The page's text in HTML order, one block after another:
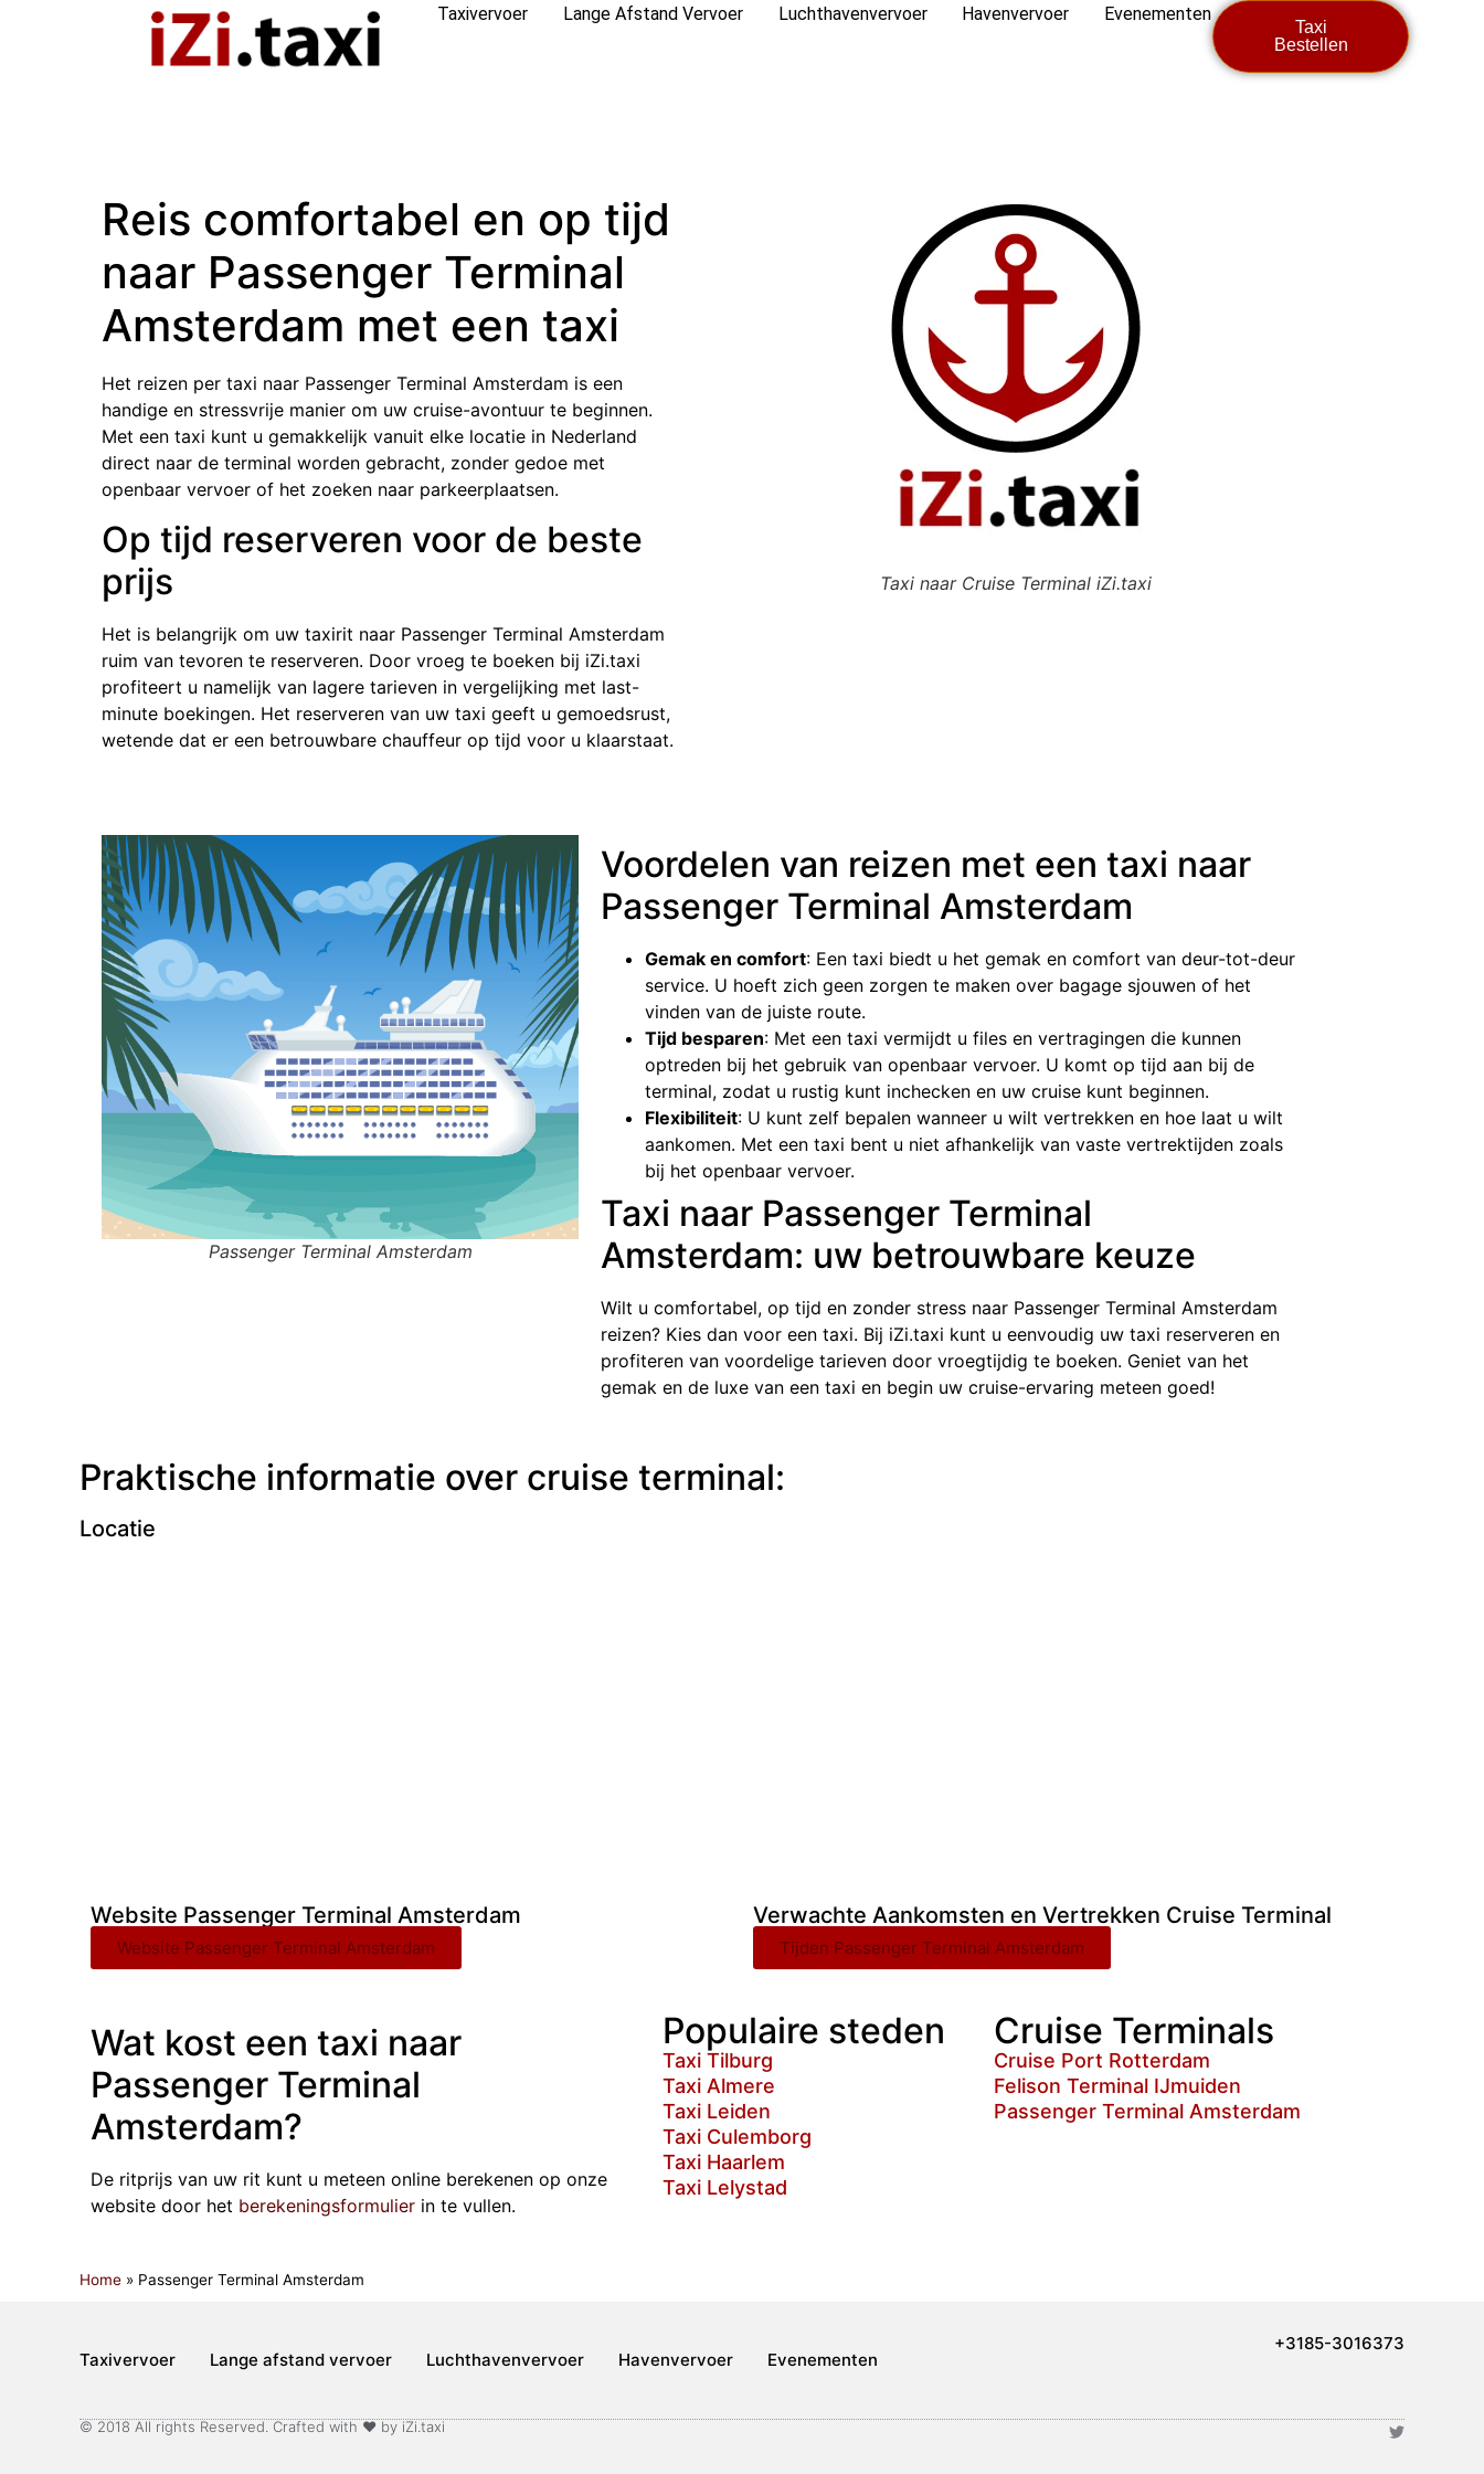
Taxivervoer Lange Afstand Vervoer Luchthavenvervoer Havenvervoer Evenementen
Taxi
Bestellen
Reis comfortabel en op tijd
naar Passenger Terminal
Amsterdam met een taxi
Het reizen per taxi naar Passenger Terminal Amsterdam is een
handige en stressvrije manier om uw cruise-avontuur te beginnen.
Met een taxi kunt u gemakkelijk vanuit elke locatie in Nederland
direct naar de terminal worden gebracht, zonder gedoe met
openbaar vervoer of het zoeken naar parkeerplaatsen.
Op tijd reserveren voor de beste
prijs
Het is belangrijk om uw taxirit naar Passenger Terminal Amsterdam
ruim van tevoren te reserveren. Door vroeg te boeken bij iZi.taxi
profiteert u namelijk van lagere tarieven in vergelijking met last-
minute boekingen. Het reserveren van uw taxi geeft u gemoedsrust,
wetende dat er een betrouwbare chauffeur op tijd voor u klaarstaat.
Taxi naar Cruise Terminal iZi.taxi
Passenger Terminal Amsterdam
Voordelen van reizen met een taxi naar
Passenger Terminal Amsterdam
Gemak en comfort: Een taxi biedt u het gemak en comfort van deur-tot-deur
service. U hoeft zich geen zorgen te maken over bagage sjouwen of het
vinden van de juiste route.
Tijd besparen: Met een taxi vermijdt u files en vertragingen die kunnen
optreden bij het gebruik van openbaar vervoer. U komt op tijd aan bij de
terminal, zodat u rustig kunt inchecken en uw cruise kunt beginnen.
Flexibiliteit: U kunt zelf bepalen wanneer u wilt vertrekken en hoe laat u wilt
aankomen. Met een taxi bent u niet afhankelijk van vaste vertrektijden zoals
bij het openbaar vervoer.
Taxi naar Passenger Terminal
Amsterdam: uw betrouwbare keuze
Wilt u comfortabel, op tijd en zonder stress naar Passenger Terminal Amsterdam
reizen? Kies dan voor een taxi. Bij iZi.taxi kunt u eenvoudig uw taxi reserveren en
profiteren van voordelige tarieven door vroegtijdig te boeken. Geniet van het
gemak en de luxe van een taxi en begin uw cruise-ervaring meteen goed!
Praktische informatie over cruise terminal:
Locatie
Website Passenger Terminal Amsterdam
Website Passenger Terminal Amsterdam
Verwachte Aankomsten en Vertrekken Cruise Terminal
Tijden Passenger Terminal Amsterdam
Wat kost een taxi naar
Passenger Terminal
Amsterdam?
De ritprijs van uw rit kunt u meteen online berekenen op onze
website door het berekeningsformulier in te vullen.
Populaire steden
Taxi Tilburg
Taxi Almere
Taxi Leiden
Taxi Culemborg
Taxi Haarlem
Taxi Lelystad
Cruise Terminals
Cruise Port Rotterdam
Felison Terminal IJmuiden
Passenger Terminal Amsterdam
Home » Passenger Terminal Amsterdam
Taxivervoer Lange afstand vervoer Luchthavenvervoer Havenvervoer Evenementen
+3185-3016373
© 2018 All rights Reserved. Crafted with ♥ by iZi.taxi